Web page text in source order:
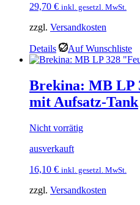
29,70 € inkl. gesetzl. MwSt.
zzgl. Versandkosten
Details Auf Wunschliste
Brekina: MB LP
mit Aufsatz-Tank
Nicht vorrätig
ausverkauft
16,10 € inkl. gesetzl. MwSt.
zzgl. Versandkosten